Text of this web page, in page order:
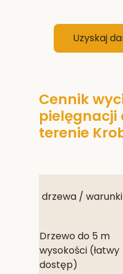
Uzyskaj
Cennik
pielęgnacji
terenie
drzewa / warunki
Drzewo do 5 m
wysokości (łatwy
dostęp)